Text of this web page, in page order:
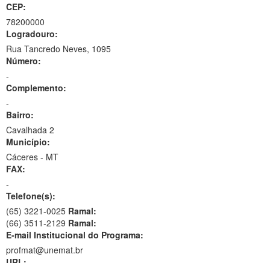
CEP:
78200000
Logradouro:
Rua Tancredo Neves, 1095
Número:
-
Complemento:
-
Bairro:
Cavalhada 2
Município:
Cáceres - MT
FAX:
-
Telefone(s):
(65) 3221-0025 Ramal:
(66) 3511-2129 Ramal:
E-mail Institucional do Programa:
profmat@unemat.br